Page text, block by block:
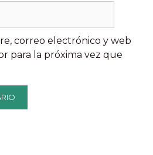
correo electrónico y web
para la próxima vez que